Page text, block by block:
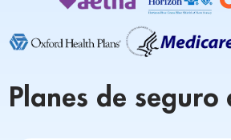
Planes de seguro